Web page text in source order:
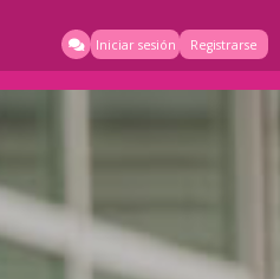
Iniciar sesión Registrarse